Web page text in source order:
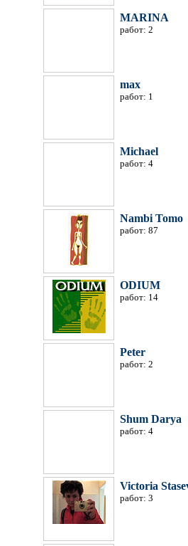
MARINA
работ: 2
max
работ: 1
Michael
работ: 4
Nambi Tomo
работ: 87
ODIUM
работ: 14
Peter
работ: 2
Shum Darya
работ: 4
Victoria
работ: 3